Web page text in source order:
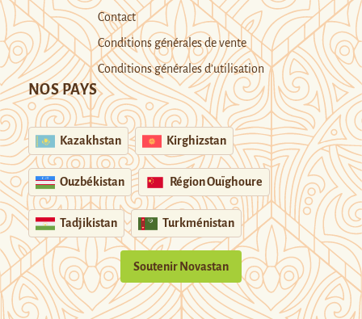
Contact
Conditions générales de vente
Conditions générales d’utilisation
NOS PAYS
Kazakhstan Kirghizstan
Ouzbékistan Région Ouïghoure
Tadjikistan Turkménistan
Soutenir Novastan